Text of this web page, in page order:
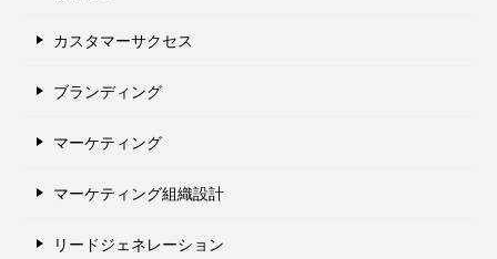
カスタマーサクセス
ブランディング
マーケティング
マーケティング組織設計
リードジェネレーション